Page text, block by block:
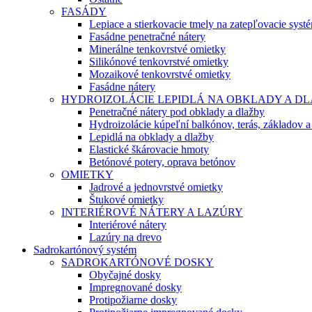
FASÁDY
Lepiace a stierkovacie tmely na zatepľovacie
Fasádne penetračné nátery
Minerálne tenkovrstvé omietky
Silikónové tenkovrstvé omietky
Mozaikové tenkovrstvé omietky
Fasádne nátery
HYDROIZOLÁCIE LEPIDLÁ NA OBKLADY A
Penetračné nátery pod obklady a dlažby
Hydroizolácie kúpeľní balkónov, terás, základov
Lepidlá na obklady a dlažby
Elastické škárovacie hmoty
Betónové potery, oprava betónov
OMIETKY
Jadrové a jednovrstvé omietky
Štukové omietky
INTERIÉROVÉ NÁTERY A LAZÚRY
Interiérové nátery
Lazúry na drevo
Sadrokartónový systém
SADROKARTÓNOVÉ DOSKY
Obyčajné dosky
Impregnované dosky
Protipožiarne dosky